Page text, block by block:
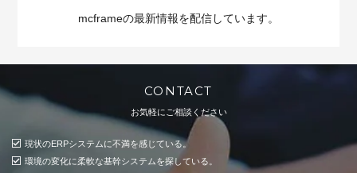
mcframeの最新情報を配信しています。
CONTACT
お気軽にご相談ください
現状のERPシステムに不満を感じている。
環境の変化に柔軟な基幹システムを探している。